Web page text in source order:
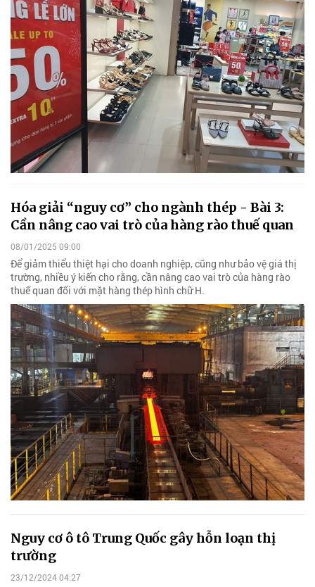
Hóa giải “nguy cơ” cho ngành thép - Bài 3:
Cần nâng cao vai trò của hàng rào thuế quan
08/01/2025 09:00
Để giảm thiểu thiệt hại cho doanh nghiệp, cũng như bảo vệ giá thị
trường, nhiều ý kiến cho rằng, cần nâng cao vai trò của hàng rào
thuế quan đối với mặt hàng thép hình chữ H.
Nguy cơ ô tô Trung Quốc gây hỗn loạn thị
trường
23/12/2024 04:27